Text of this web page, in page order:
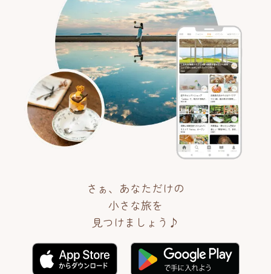
さぁ、あなただけの
小さな旅を
見つけましょう♪